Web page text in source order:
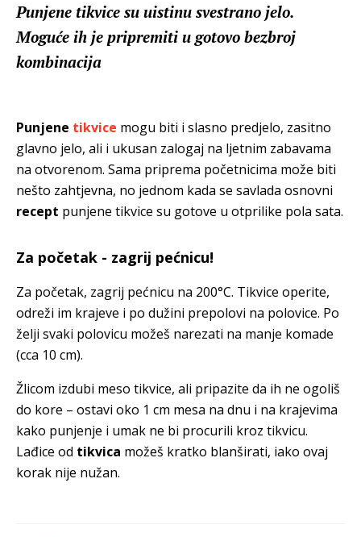
Punjene tikvice su uistinu svestrano jelo.
Moguće ih je pripremiti u gotovo bezbroj
kombinacija
Punjene tikvice mogu biti i slasno predjelo, zasitno
glavno jelo, ali i ukusan zalogaj na ljetnim zabavama
na otvorenom. Sama priprema početnicima može biti
nešto zahtjevna, no jednom kada se savlada osnovni
recept punjene tikvice su gotove u otprilike pola sata.
Za početak - zagrij pećnicu!
Za početak, zagrij pećnicu na 200°C. Tikvice operite,
odreži im krajeve i po dužini prepolovi na polovice. Po
želji svaki polovicu možeš narezati na manje komade
(cca 10 cm).
Žlicom izdubi meso tikvice, ali pripazite da ih ne ogoliš
do kore – ostavi oko 1 cm mesa na dnu i na krajevima
kako punjenje i umak ne bi procurili kroz tikvicu.
Lađice od tikvica možeš kratko blanširati, iako ovaj
korak nije nužan.